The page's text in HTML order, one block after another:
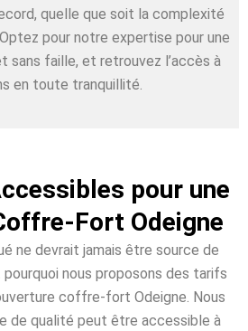
quelle que soit la complexité
pour notre expertise pour une
sans faille, et retrouvez l’accès à
en toute tranquillité.
pour une
Fort Odeigne
ne devrait jamais être source de
pourquoi nous proposons des tarifs
coffre-fort Odeigne. Nous
de qualité peut être accessible à